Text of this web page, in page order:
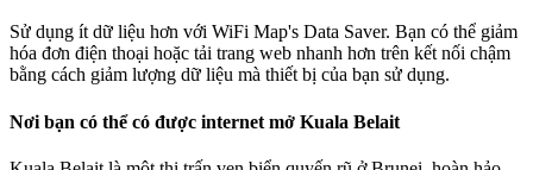
Sử dụng ít dữ liệu hơn với WiFi Map's Data Saver. Bạn có thể giảm
hóa đơn điện thoại hoặc tải trang web nhanh hơn trên kết nối chậm
bằng cách giảm lượng dữ liệu mà thiết bị của bạn sử dụng.
Nơi bạn có thể có được internet mở Kuala Belait